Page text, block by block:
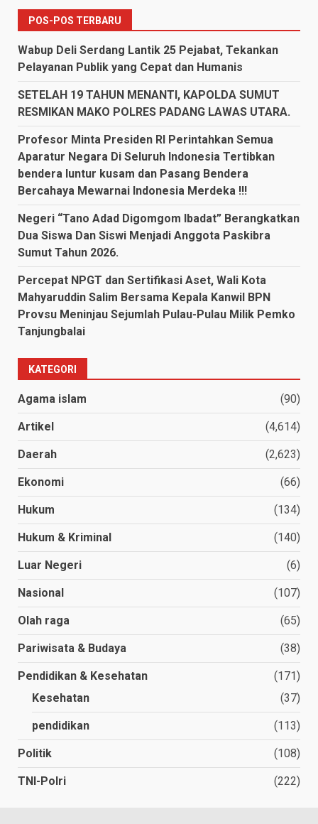
POS-POS TERBARU
Wabup Deli Serdang Lantik 25 Pejabat, Tekankan
Pelayanan Publik yang Cepat dan Humanis
SETELAH 19 TAHUN MENANTI, KAPOLDA SUMUT
RESMIKAN MAKO POLRES PADANG LAWAS UTARA.
Profesor Minta Presiden RI Perintahkan Semua
Aparatur Negara Di Seluruh Indonesia Tertibkan
bendera luntur kusam dan Pasang Bendera
Bercahaya Mewarnai Indonesia Merdeka !!!
Negeri “Tano Adad Digomgom Ibadat” Berangkatkan
Dua Siswa Dan Siswi Menjadi Anggota Paskibra
Sumut Tahun 2026.
Percepat NPGT dan Sertifikasi Aset, Wali Kota
Mahyaruddin Salim Bersama Kepala Kanwil BPN
Provsu Meninjau Sejumlah Pulau-Pulau Milik Pemko
Tanjungbalai
KATEGORI
Agama islam (90)
Artikel (4,614)
Daerah (2,623)
Ekonomi (66)
Hukum (134)
Hukum & Kriminal (140)
Luar Negeri (6)
Nasional (107)
Olah raga (65)
Pariwisata & Budaya (38)
Pendidikan & Kesehatan
(171)
Kesehatan
(37)
pendidikan (113)
Politik (108)
TNI-Polri (222)